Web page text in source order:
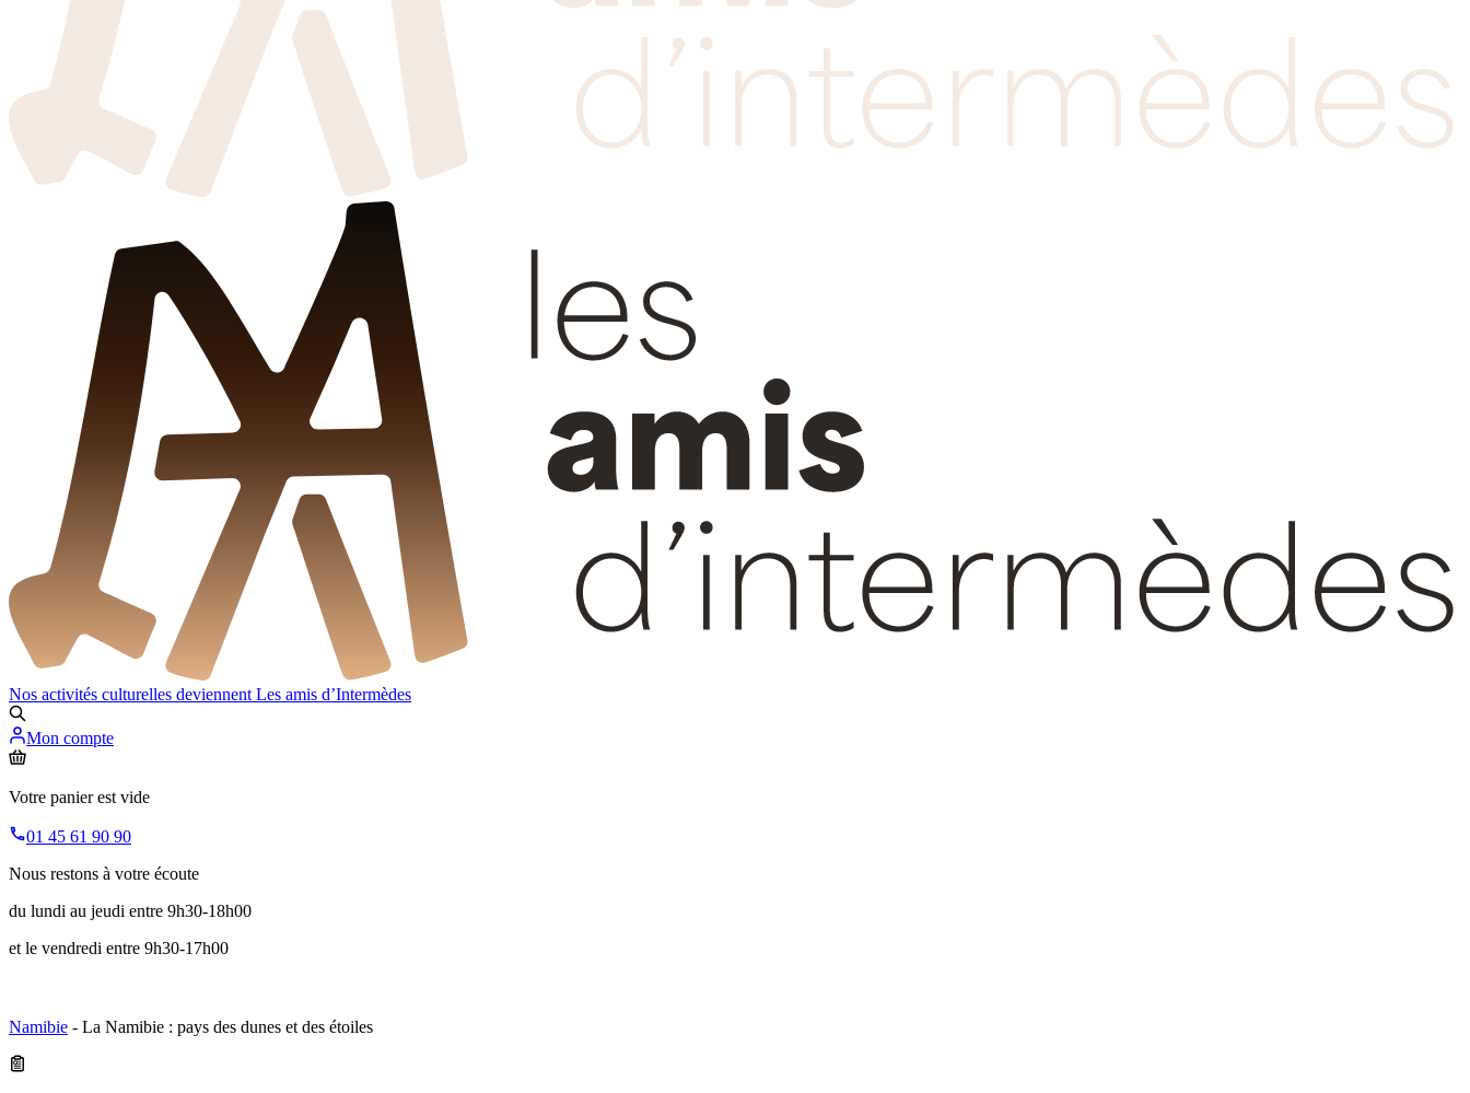
Nos activités culturelles deviennent Les amis d’Intermèdes
Mon compte
Votre panier est vide
01 45 61 90 90
Nous restons à votre écoute
du lundi au jeudi entre 9h30-18h00
et le vendredi entre 9h30-17h00
Namibie - La Namibie : pays des dunes et des étoiles